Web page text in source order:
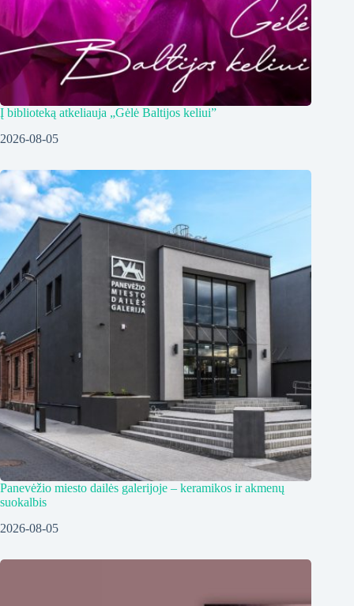
Į biblioteką atkeliauja „Gėlė Baltijos keliui”
2026-08-05
Panevėžio miesto dailės galerijoje – keramikos ir akmenų
suokalbis
2026-08-05